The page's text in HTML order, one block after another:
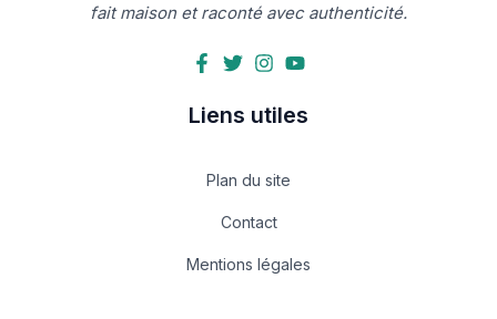
fait maison et raconté avec authenticité.
Liens utiles
Plan du site
Contact
Mentions légales